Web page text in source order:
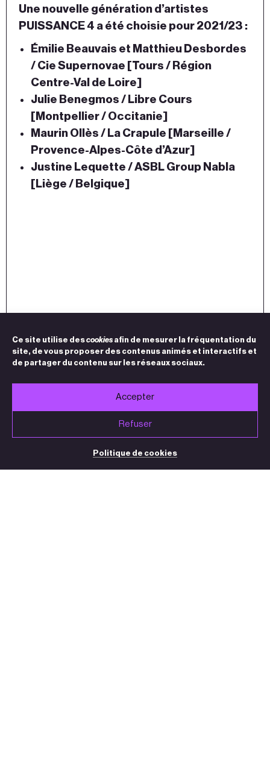
Ce site utilise descookies afin de mesurer la fréquentation du
site, de vous proposer des contenus animés et interactifs et
de partager du contenu sur les réseaux sociaux.
Accepter
Refuser
Politique de cookies
Une nouvelle génération d’artistes
PUISSANCE 4 a été choisie pour 2021/23 :
Émilie Beauvais et Matthieu Desbordes
/ Cie Supernovae [Tours / Région
Centre-Val de Loire]
Julie Benegmos / Libre Cours
[Montpellier / Occitanie]
Maurin Ollès / La Crapule [Marseille /
Provence-Alpes-Côte d’Azur]
Justine Lequette / ASBL Group Nabla
[Liège / Belgique]